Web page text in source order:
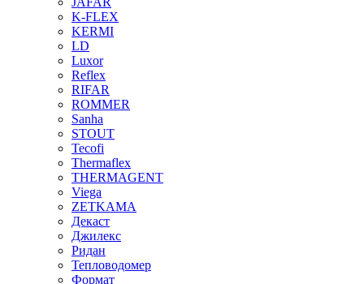
K-FLEX
KERMI
LD
Luxor
Reflex
RIFAR
ROMMER
Sanha
STOUT
Tecofi
Thermaflex
THERMAGENT
Viega
ZETKAMA
Декаст
Джилекс
Ридан
Тепловодомер
Формат